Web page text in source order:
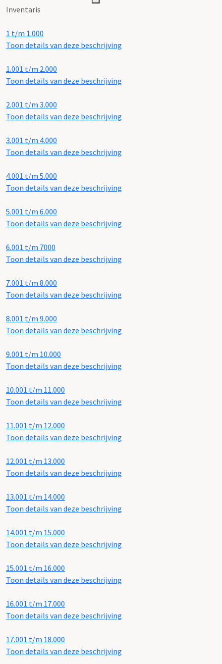
Inventaris
1 t/m 1.000
Toon details van deze beschrijving
1.001 t/m 2.000
Toon details van deze beschrijving
2.001 t/m 3.000
Toon details van deze beschrijving
3.001 t/m 4.000
Toon details van deze beschrijving
4.001 t/m 5.000
Toon details van deze beschrijving
5.001 t/m 6.000
Toon details van deze beschrijving
6.001 t/m 7000
Toon details van deze beschrijving
7.001 t/m 8.000
Toon details van deze beschrijving
8.001 t/m 9.000
Toon details van deze beschrijving
9.001 t/m 10.000
Toon details van deze beschrijving
10.001 t/m 11.000
Toon details van deze beschrijving
11.001 t/m 12.000
Toon details van deze beschrijving
12.001 t/m 13.000
Toon details van deze beschrijving
13.001 t/m 14.000
Toon details van deze beschrijving
14.001 t/m 15.000
Toon details van deze beschrijving
15.001 t/m 16.000
Toon details van deze beschrijving
16.001 t/m 17.000
Toon details van deze beschrijving
17.001 t/m 18.000
Toon details van deze beschrijving